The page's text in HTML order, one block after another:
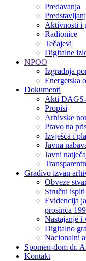
Predavanja
Aktivnosti i
Radionice
Tečajevi
Digitalne
NPOO
Izgradnja
Energetska
Dokumenti
Akti
Propisi
Arhivske
Pravo na
Izvješća i
Javna
Javni
Gradivo izvan
Obveze
Stručni
Evidencija
prosinca
Nastajanje i
Digitalno
Nacionalni
Spomen-dom dr.
Kontakt